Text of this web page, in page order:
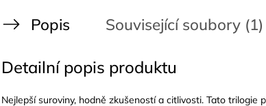
Popis Související soubory (1)
Detailní popis produktu
Nejlepší suroviny, hodně zkušeností a citlivosti. Tato trilogie